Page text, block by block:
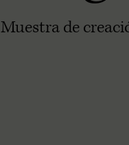
Muestra de